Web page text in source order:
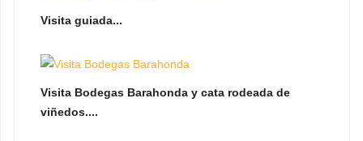
Visita guiada...
Visita Bodegas Barahonda y cata rodeada de
viñedos....